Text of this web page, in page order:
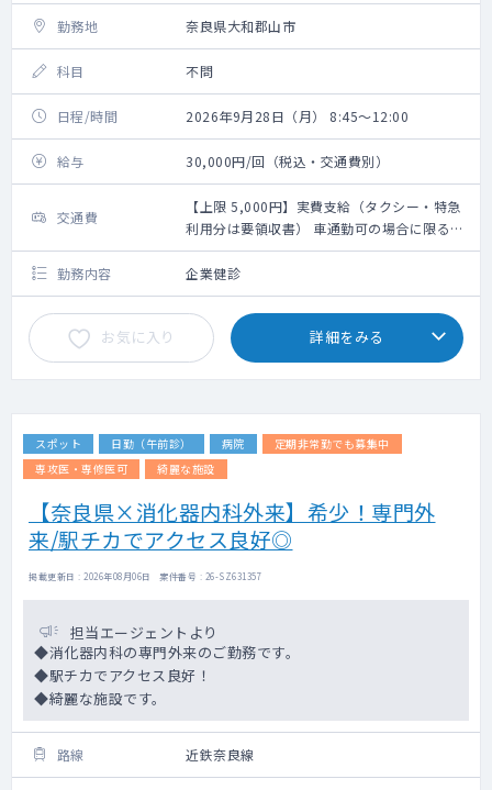
勤務地 奈良県大和郡山市
科目 不問
日程/時間 2026年9月28日（月） 8:45～12:00
給与 30,000円/回（税込・交通費別）
交通費
【上限 5,000円】実費支給（タクシー・特急
利用分は要領収書） 車通勤可の場合に限る：
【上限 5,000円】10ｋm110円＋高速代※高
速代は要領収書orETC利用明細
勤務内容 企業健診
お気に入り 詳細をみる
スポット 日勤（午前診） 病院
定期非常勤でも募集中
専攻医・専修医可
綺麗な施設
【奈良県×消化器内科外来】希少！専門外
来/駅チカでアクセス良好◎
掲載更新日 : 2026年08月06日 案件番号 : 26-SZ631357
担当エージェントより
◆消化器内科の専門外来のご勤務です。
◆駅チカでアクセス良好！
◆綺麗な施設です。
路線 近鉄奈良線